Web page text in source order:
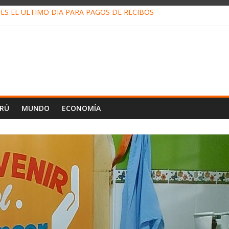
EL ÚLTIMO DÍA PARA PAGOS DE RECIBOS
MUNDO ECONOMÍA